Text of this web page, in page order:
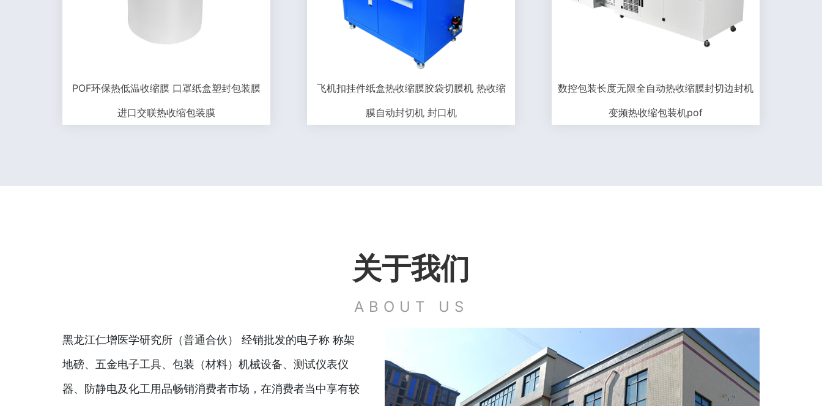
POF环保热低温收缩膜 口罩纸盒塑封包装膜
进口交联热收缩包装膜
飞机扣挂件纸盒热收缩膜胶袋切膜机 热收缩
膜自动封切机 封口机
数控包装长度无限全自动热收缩膜封切边封机
变频热收缩包装机pof
关于我们
ABOUT US
黑龙江仁增医学研究所（普通合伙） 经销批发的电子称 称架
地磅、五金电子工具、包装（材料）机械设备、测试仪表仪
器、防静电及化工用品畅销消费者市场，在消费者当中享有较